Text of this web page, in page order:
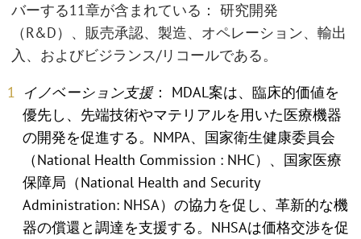
バーする11章が含まれている： 研究開発
（R&D）、販売承認、製造、オペレーション、輸出
入、およびビジランス/リコールである。
イノベーション支援： MDAL案は、臨床的価値を
優先し、先端技術やマテリアルを用いた医療機器
の開発を促進する。NMPA、国家衛生健康委員会
（National Health Commission : NHC）、国家医療
保障局（National Health and Security
Administration: NHSA）の協力を促し、革新的な機
器の償還と調達を支援する。NHSAは価格交渉を促